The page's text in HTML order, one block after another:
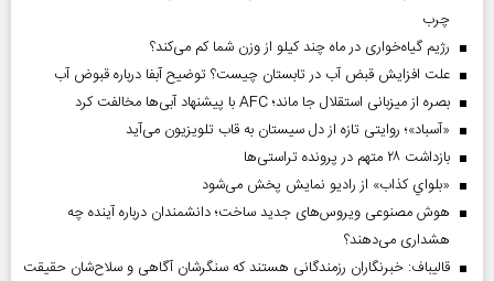
چرب
رژیم گیاه‌خواری در ماه چند کیلو از وزن شما کم می‌کند؟
علت افزایش قبض آب در تابستان چیست؟ توضیح آبفا درباره قبوض آب
بصره از میزبانی استقلال جا ماند؛ AFC با پیشنهاد آبی‌ها مخالفت کرد
«آسباد»؛ روایتی تازه از دل سیستان به قاب تلویزیون می‌آید
بازداشت ۲۸ متهم در پرونده تراستی‌ها
«بلواي کذاب» از رادیو نمایش پخش می‌شود
هوش مصنوعی ویروس‌های جدید ساخت؛ دانشمندان درباره آینده چه
هشداری می‌دهند؟
قالیباف: خبرنگاران رزمندگانی هستند که سنگرشان آگاهی و سلاح‌شان حقیقت